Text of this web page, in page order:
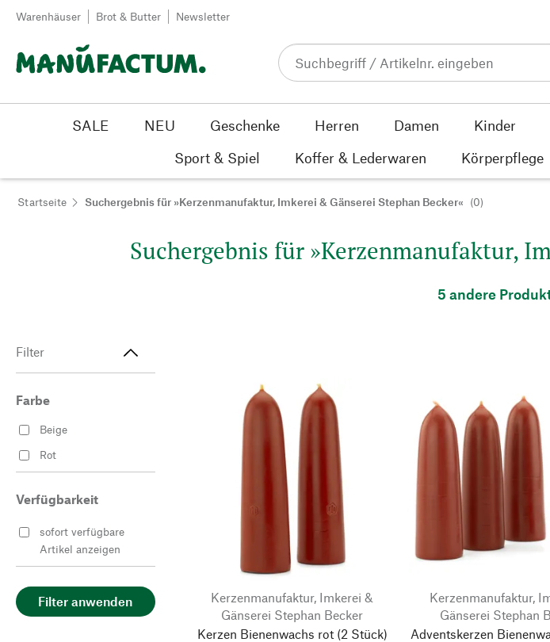
Zum Inhalt springen
Warenhäuser Brot & Butter Newsletter
SALE NEU Geschenke Herren Damen Kinder
Sport & Spiel
Koffer & Lederwaren Körperpflege
Startseite Suchergebnis für »Kerzenmanufaktur, Imkerei & Gänserei Stephan Becker« (0)
Suchergebnis für »Kerzenmanufaktur,
5 andere
Filter
Farbe
Beige
Rot
Verfügbarkeit
sofort verfügbare
Artikel anzeigen
Filter anwenden
Kerzenmanufaktur, Imkerei &
Gänserei Stephan Becker
Kerzen Bienenwachs rot(2 Stück)
Kerzenmanufaktur,
Gänserei Stephan
Adventskerzen